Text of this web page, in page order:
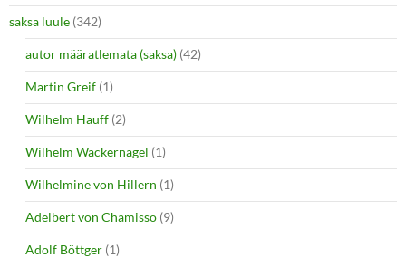
saksa luule (342)
autor määratlemata (saksa) (42)
Martin Greif (1)
Wilhelm Hauff (2)
Wilhelm Wackernagel (1)
Wilhelmine von Hillern (1)
Adelbert von Chamisso (9)
Adolf Böttger (1)